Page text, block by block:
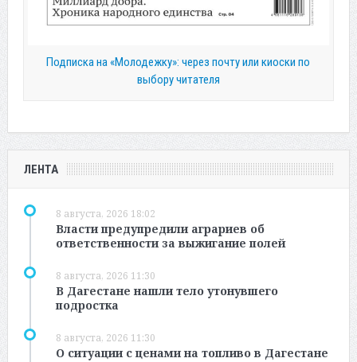
Подписка на «Молодежку»: через почту или киоски по
выбору читателя
ЛЕНТА
8 августа, 2026 18:02
Власти предупредили аграриев об
ответственности за выжигание полей
8 августа, 2026 11:30
В Дагестане нашли тело утонувшего
подростка
8 августа, 2026 11:30
О ситуации с ценами на топливо в Дагестане